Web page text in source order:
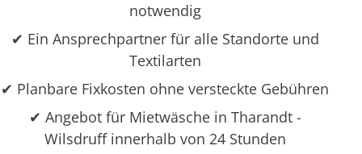
notwendig
✔ Ein Ansprechpartner für alle Standorte und
Textilarten
✔ Planbare Fixkosten ohne versteckte Gebühren
✔ Angebot für Mietwäsche in Tharandt -
Wilsdruff innerhalb von 24 Stunden